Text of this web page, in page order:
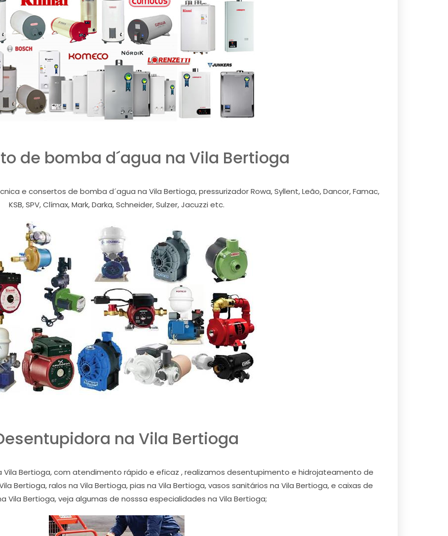
de bomba d´agua na Vila Bertioga
e consertos de bomba d´agua na Vila Bertioga, pressurizador Rowa, Syllent, Leão, Dancor, Famac,
KSB, SPV, Clímax, Mark, Darka, Schneider, Sulzer, Jacuzzi etc.
na Vila Bertioga
Bertioga, com atendimento rápido e eficaz , realizamos desentupimento e hidrojateamento de
Bertioga, ralos na Vila Bertioga, pias na Vila Bertioga, vasos sanitários na Vila Bertioga, e caixas de
Vila Bertioga, veja algumas de nosssa especialidades na Vila Bertioga;